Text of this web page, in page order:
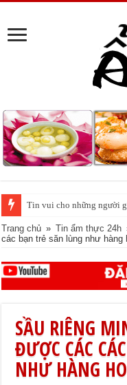
Tin vui cho những người
‘Phố cá lóc nướng’ Sài
Trang chủ » Tin ẩm thực 24h
các bạn trẻ săn lùng như hàng
SẦU RIÊNG
ĐƯỢC CÁC
NHƯ HÀNG